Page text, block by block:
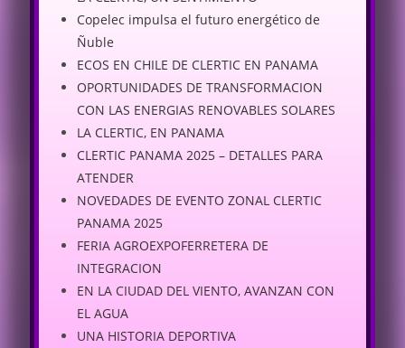
Copelec impulsa el futuro energético de
Ñuble
ECOS EN CHILE DE CLERTIC EN PANAMA
OPORTUNIDADES DE TRANSFORMACION
CON LAS ENERGIAS RENOVABLES SOLARES
LA CLERTIC, EN PANAMA
CLERTIC PANAMA 2025 – DETALLES PARA
ATENDER
NOVEDADES DE EVENTO ZONAL CLERTIC
PANAMA 2025
FERIA AGROEXPOFERRETERA DE
INTEGRACION
EN LA CIUDAD DEL VIENTO, AVANZAN CON
EL AGUA
UNA HISTORIA DEPORTIVA